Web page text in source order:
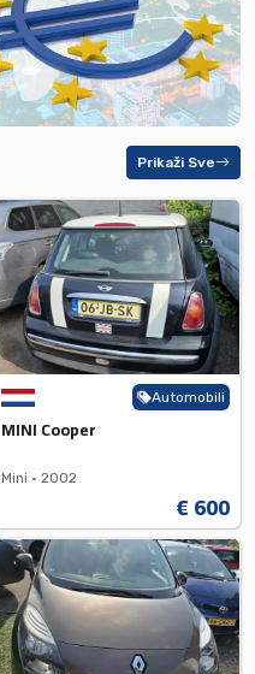
Prikaži Sve
Automobili
MINI Cooper
Mini • 2002
€ 600